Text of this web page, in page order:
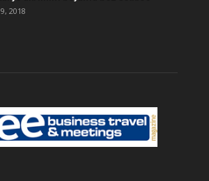
2018